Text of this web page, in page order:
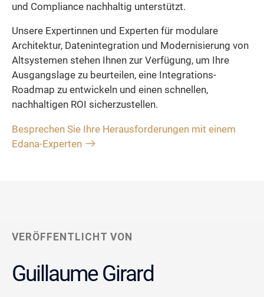
und Compliance nachhaltig unterstützt.
Unsere Expertinnen und Experten für modulare
Architektur, Datenintegration und Modernisierung von
Altsystemen stehen Ihnen zur Verfügung, um Ihre
Ausgangslage zu beurteilen, eine Integrations-
Roadmap zu entwickeln und einen schnellen,
nachhaltigen ROI sicherzustellen.
Besprechen Sie Ihre Herausforderungen mit einem
Edana-Experten
VERÖFFENTLICHT VON
Guillaume Girard